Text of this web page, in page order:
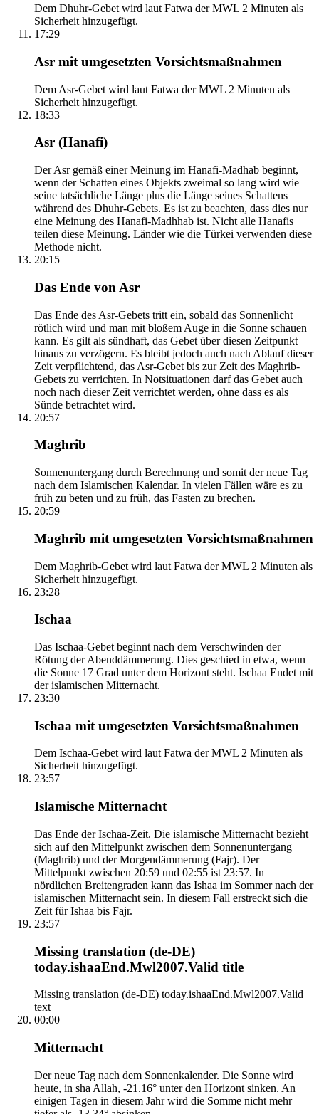
Dem Dhuhr-Gebet wird laut Fatwa der MWL 2 Minuten als
Sicherheit hinzugefügt.
17:29
Asr mit umgesetzten Vorsichtsmaßnahmen
Dem Asr-Gebet wird laut Fatwa der MWL 2 Minuten als
Sicherheit hinzugefügt.
18:33
Asr (Hanafi)
Der Asr gemäß einer Meinung im Hanafi-Madhab beginnt,
wenn der Schatten eines Objekts zweimal so lang wird wie
seine tatsächliche Länge plus die Länge seines Schattens
während des Dhuhr-Gebets. Es ist zu beachten, dass dies nur
eine Meinung des Hanafi-Madhhab ist. Nicht alle Hanafis
teilen diese Meinung. Länder wie die Türkei verwenden diese
Methode nicht.
20:15
Das Ende von Asr
Das Ende des Asr-Gebets tritt ein, sobald das Sonnenlicht
rötlich wird und man mit bloßem Auge in die Sonne schauen
kann. Es gilt als sündhaft, das Gebet über diesen Zeitpunkt
hinaus zu verzögern. Es bleibt jedoch auch nach Ablauf dieser
Zeit verpflichtend, das Asr-Gebet bis zur Zeit des Maghrib-
Gebets zu verrichten. In Notsituationen darf das Gebet auch
noch nach dieser Zeit verrichtet werden, ohne dass es als
Sünde betrachtet wird.
20:57
Maghrib
Sonnenuntergang durch Berechnung und somit der neue Tag
nach dem Islamischen Kalendar. In vielen Fällen wäre es zu
früh zu beten und zu früh, das Fasten zu brechen.
20:59
Maghrib mit umgesetzten Vorsichtsmaßnahmen
Dem Maghrib-Gebet wird laut Fatwa der MWL 2 Minuten als
Sicherheit hinzugefügt.
23:28
Ischaa
Das Ischaa-Gebet beginnt nach dem Verschwinden der
Rötung der Abenddämmerung. Dies geschied in etwa, wenn
die Sonne 17 Grad unter dem Horizont steht. Ischaa Endet mit
der islamischen Mitternacht.
23:30
Ischaa mit umgesetzten Vorsichtsmaßnahmen
Dem Ischaa-Gebet wird laut Fatwa der MWL 2 Minuten als
Sicherheit hinzugefügt.
23:57
Islamische Mitternacht
Das Ende der Ischaa-Zeit. Die islamische Mitternacht bezieht
sich auf den Mittelpunkt zwischen dem Sonnenuntergang
(Maghrib) und der Morgendämmerung (Fajr). Der
Mittelpunkt zwischen 20:59 und 02:55 ist 23:57. In
nördlichen Breitengraden kann das Ishaa im Sommer nach der
islamischen Mitternacht sein. In diesem Fall erstreckt sich die
Zeit für Ishaa bis Fajr.
23:57
Missing translation (de-DE)
today.ishaaEnd.Mwl2007.Valid title
Missing translation (de-DE) today.ishaaEnd.Mwl2007.Valid
text
00:00
Mitternacht
Der neue Tag nach dem Sonnenkalender. Die Sonne wird
heute, in sha Allah, -21.16° unter den Horizont sinken. An
einigen Tagen in diesem Jahr wird die Somme nicht mehr